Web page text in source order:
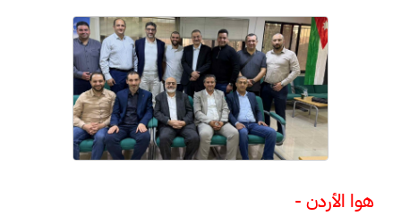
هوا الأردن -